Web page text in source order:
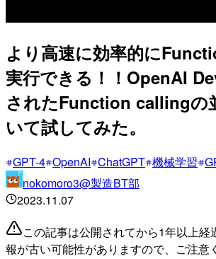
より高速に効率的に
実行できる！！OpenAI
されたFunction callingの
いて試してみた。
GPT-4 OpenAI ChatGPT 機械学習
nokomoro3@製造BT部
2023.11.07
この記事は公開されてから1年以上経
報が古い可能性がありますので、ご注意